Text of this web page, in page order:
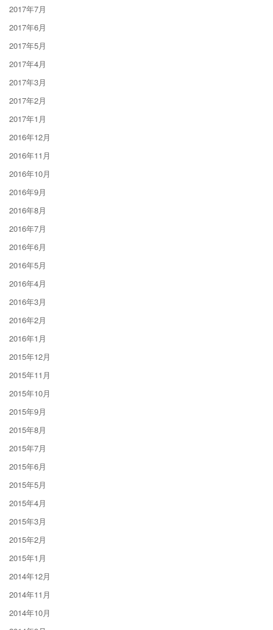
2017年7月
2017年6月
2017年5月
2017年4月
2017年3月
2017年2月
2017年1月
2016年12月
2016年11月
2016年10月
2016年9月
2016年8月
2016年7月
2016年6月
2016年5月
2016年4月
2016年3月
2016年2月
2016年1月
2015年12月
2015年11月
2015年10月
2015年9月
2015年8月
2015年7月
2015年6月
2015年5月
2015年4月
2015年3月
2015年2月
2015年1月
2014年12月
2014年11月
2014年10月